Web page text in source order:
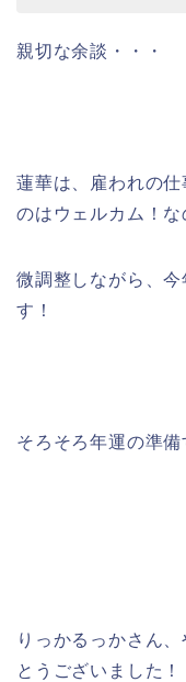
親切な余談・・・
蓮華は、雇われの
のはウェルカム！な
微調整しながら、
す！
そろそろ年運の準備
りっかるっかさん
とうございました！